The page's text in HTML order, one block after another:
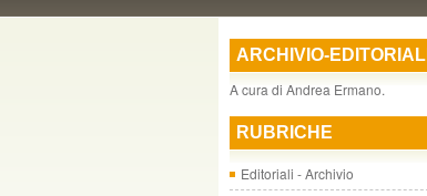
ARCHIVIO-EDITORIALI
A cura di Andrea Ermano.
RUBRICHE
Editoriali - Archivio